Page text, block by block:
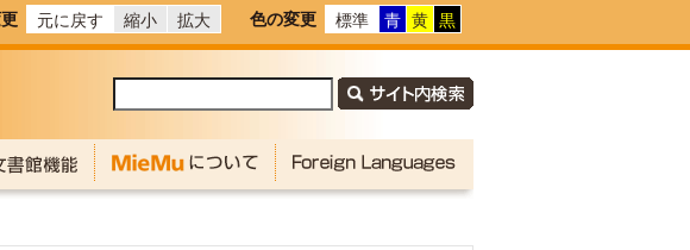
元に戻す 縮小 拡大 色の変更 標準 青 黄 黒